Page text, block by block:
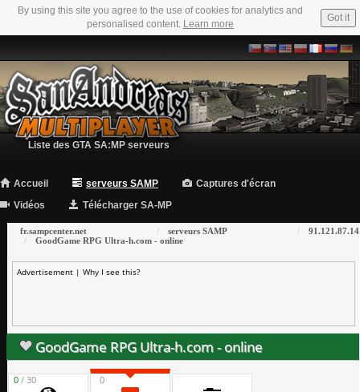
By using this site you agree to the use of cookies for analytics and
personalised content. Learn more
Got it
Liste des GTA SA:MP serveurs
Accueil serveurs SAMP
Captures d'écran
Vidéos
Télécharger SA-MP
fr.sampcenter.net serveurs SAMP
91.121.87.14
GoodGame RPG Ultra-h.com - online
Advertisement | Why I see this?
GoodGame RPG Ultra-h.com - online
0/ 30 0